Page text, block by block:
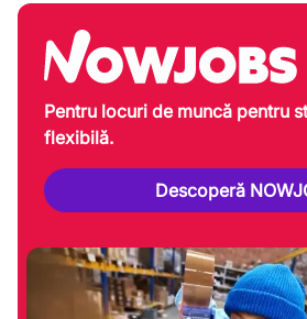
Pentru locuri de muncă pentru
flexibilă.
Descoperă